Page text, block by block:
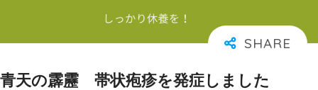
青天の霹靂 帯状疱疹を発症しました